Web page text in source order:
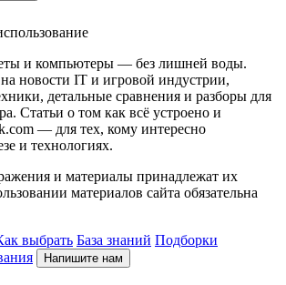
и компьютеры — без лишней воды.
новости IT и игровой индустрии,
детальные сравнения и разборы для
Статьи о том как всё устроено и
— для тех, кому интересно
и технологиях.
и материалы принадлежат их
материалов сайта обязательна
выбрать База знаний Подборки
Напишите нам